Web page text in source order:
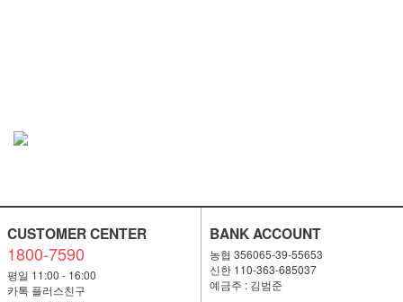
CUSTOMER CENTER
1800-7590
평일 11:00 - 16:00
카톡 플러스친구
BANK ACCOUNT
농협 356065-39-55653
신한 110-363-685037
예금주 : 김범준